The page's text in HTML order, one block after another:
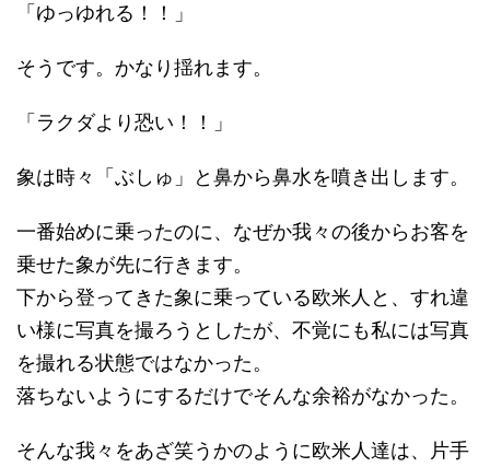
「ゆっゆれる！！」
そうです。かなり揺れます。
「ラクダより恐い！！」
象は時々「ぶしゅ」と鼻から鼻水を噴き出します。
一番始めに乗ったのに、なぜか我々の後からお客を
乗せた象が先に行きます。
下から登ってきた象に乗っている欧米人と、すれ違
い様に写真を撮ろうとしたが、不覚にも私には写真
を撮れる状態ではなかった。
落ちないようにするだけでそんな余裕がなかった。
そんな我々をあざ笑うかのように欧米人達は、片手